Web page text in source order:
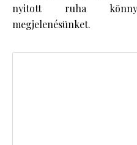
nyitott ruha
megjelenésünket.